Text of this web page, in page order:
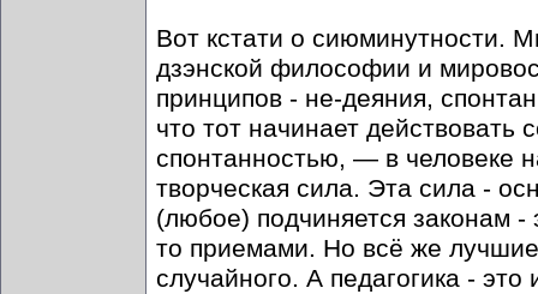
Вот кстати о сиюминутности.
дзэнской философии и
принципов - не-деяния,
что тот начинает
спонтанностью, — в человеке
творческая сила. Эта сила -
(любое) подчиняется законам
то приемами. Но всё же
случайного. А педагогика - это